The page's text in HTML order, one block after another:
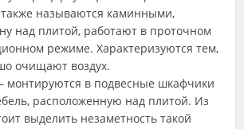
называются каминными,
над плитой, работают в проточном
режиме. Характеризуются тем,
очищают воздух.
монтируются в подвесные шкафчики
расположенную над плитой. Из
выделить незаметность такой